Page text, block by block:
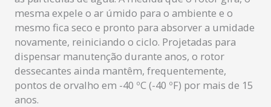
mesma expele o ar úmido para o ambiente e o
mesmo fica seco e pronto para absorver a umidade
novamente, reiniciando o ciclo. Projetadas para
dispensar manutenção durante anos, o rotor
dessecantes ainda mantêm, frequentemente,
pontos de orvalho em -40 ºC (-40 ºF) por mais de 15
anos.